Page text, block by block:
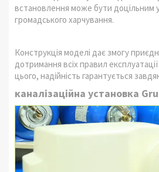
встановлення може бути доцільним
громадського харчування.
Конструкція моделі дає змогу
дотримання всіх правил
цього, надійність гарантується
каналізаційна установка